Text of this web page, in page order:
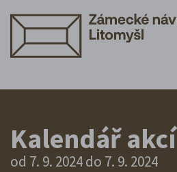
Kalendář akcí
od 7. 9. 2024 do 7. 9. 2024